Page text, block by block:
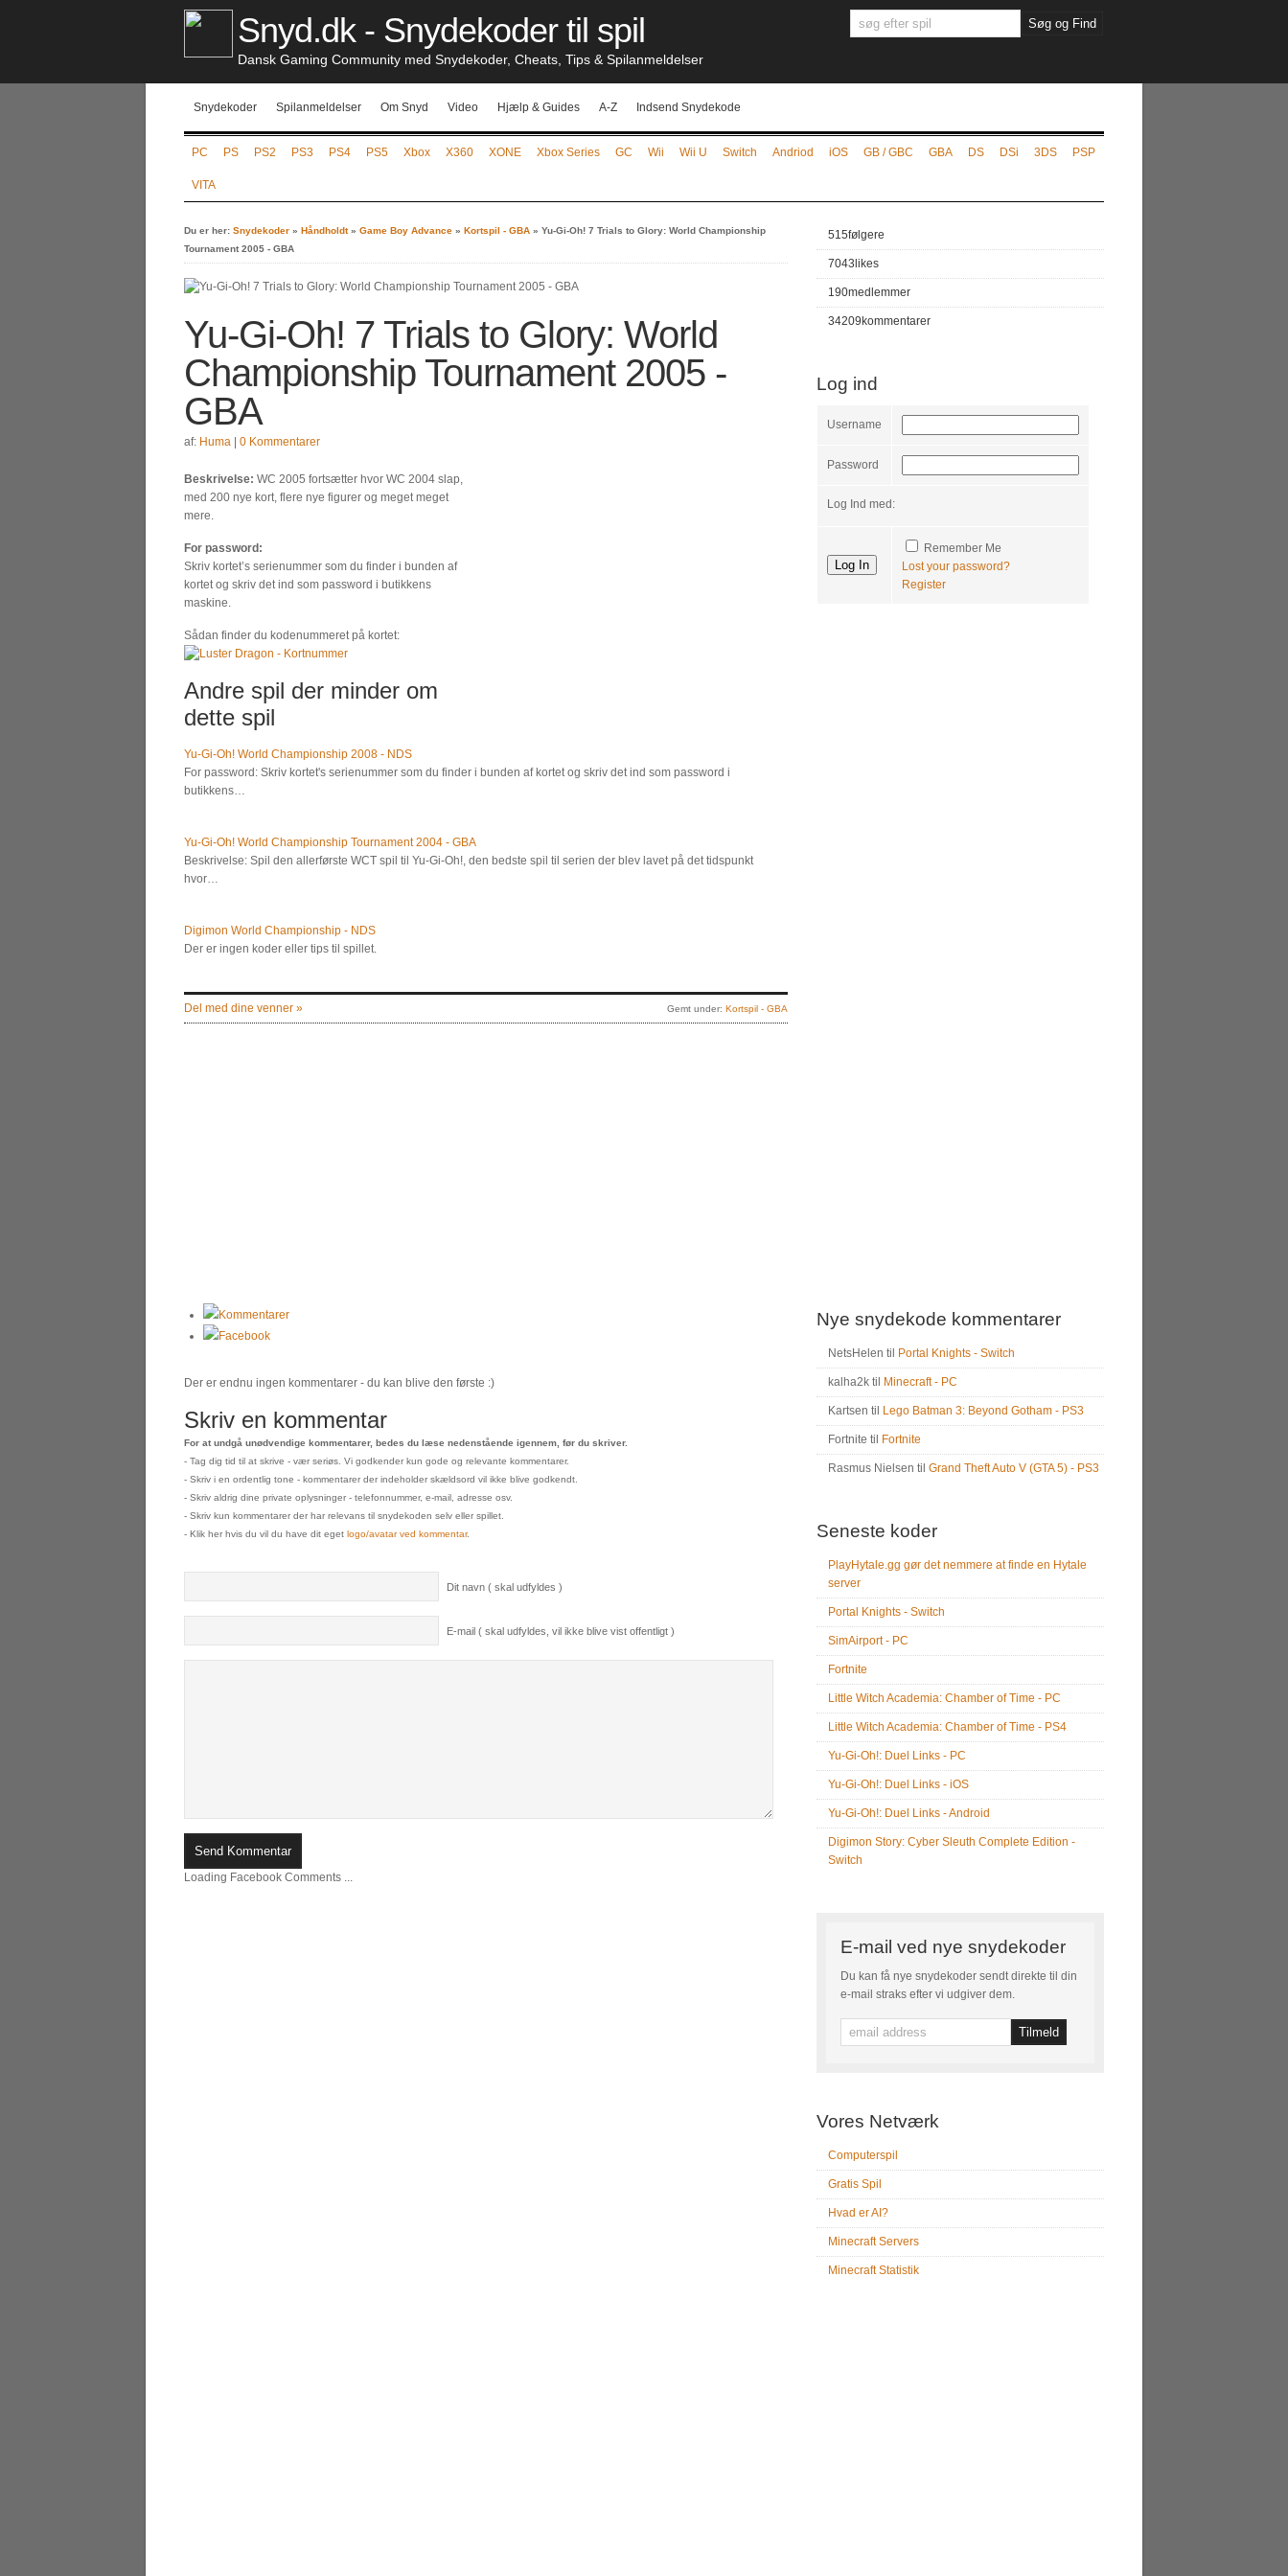
Snyd.dk - Snydekoder til spil
Dansk Gaming Community med Snydekoder, Cheats, Tips & Spilanmeldelser
Snydekoder Spilanmeldelser Om Snyd Video Hjælp & Guides A-Z Indsend Snydekode
PC PS PS2 PS3 PS4 PS5 Xbox X360 XONE Xbox Series GC Wii Wii U Switch Andriod iOS GB / GBC GBA DS DSi 3DS PSP
VITA
Du er her: Snydekoder » Håndholdt» Game Boy Advance » Kortspil - GBA » Yu-Gi-Oh! 7 Trials to Glory: World Championship
Tournament 2005 - GBA
Yu-Gi-Oh! 7 Trials to Glory: World
Championship Tournament 2005 -
GBA
af: Huma 0 Kommentarer
Beskrivelse: WC 2005 fortsætter hvor WC 2004 slap,
med 200 nye kort, flere nye figurer og meget meget
mere.
For password:
Skriv kortet’s serienummer som du finder i bunden af
kortet og skriv det ind som password i butikkens
maskine.
Sådan finder du kodenummeret på kortet:
Andre spil der minder om
dette spil
Yu-Gi-Oh! World Championship 2008 - NDS
For password: Skriv kortet's serienummer som du finder i bunden af kortet og skriv det ind som password i
butikkens…
Yu-Gi-Oh! World Championship Tournament 2004 - GBA
Beskrivelse: Spil den allerførste WCT spil til Yu-Gi-Oh!, den bedste spil til serien der blev lavet på det tidspunkt
hvor…
Digimon World Championship - NDS
Der er ingen koder eller tips til spillet.
Del med dine venner » Gemt under: Kortspil - GBA
Kommentarer
Facebook
Der er endnu ingen kommentarer - du kan blive den første :)
Skriv en kommentar
For at undgå unødvendige kommentarer, bedes du læse nedenstående igennem, før du skriver.
- Tag dig tid til at skrive - vær seriøs. Vi godkender kun gode og relevante kommentarer.
- Skriv i en ordentlig tone - kommentarer der indeholder skældsord vil ikke blive godkendt.
- Skriv aldrig dine private oplysninger - telefonnummer, e-mail, adresse osv.
- Skriv kun kommentarer der har relevans til snydekoden selv eller spillet.
- Klik her hvis du vil du have dit eget logo/avatar ved kommentar.
Dit navn ( skal udfyldes )
E-mail ( skal udfyldes, vil ikke blive vist offentligt )
Loading Facebook Comments ...
515følgere
7043 likes
190medlemmer
34209 kommentarer
Log ind
Username
Password
Log Ind med:
Remember Me
Lost your password?
Register
Nye snydekode kommentarer
NetsHelen til Portal Knights - Switch
kalha2k til Minecraft - PC
Kartsen til Lego Batman 3: Beyond Gotham - PS3
Fortnite til Fortnite
Rasmus Nielsen til Grand Theft Auto V (GTA 5) - PS3
Seneste koder
PlayHytale.gg gør det nemmere at finde en Hytale
server
Portal Knights - Switch
SimAirport - PC
Fortnite
Little Witch Academia: Chamber of Time - PC
Little Witch Academia: Chamber of Time - PS4
Yu-Gi-Oh!: Duel Links - PC
Yu-Gi-Oh!: Duel Links - iOS
Yu-Gi-Oh!: Duel Links - Android
Digimon Story: Cyber Sleuth Complete Edition -
Switch
E-mail ved nye snydekoder
Du kan få nye snydekoder sendt direkte til din
e-mail straks efter vi udgiver dem.
Vores Netværk
Computerspil
Gratis Spil
Hvad er AI?
Minecraft Servers
Minecraft Statistik